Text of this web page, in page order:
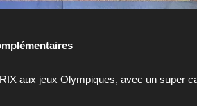
aux jeux Olympiques, avec un super